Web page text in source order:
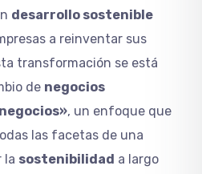
desarrollo sostenible
a reinventar sus
transformación se está
de negocios
, un enfoque que
las facetas de una
la sostenibilidad a largo